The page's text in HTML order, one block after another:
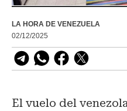
LA HORA DE VENEZUELA
02/12/2025
El vuelo del